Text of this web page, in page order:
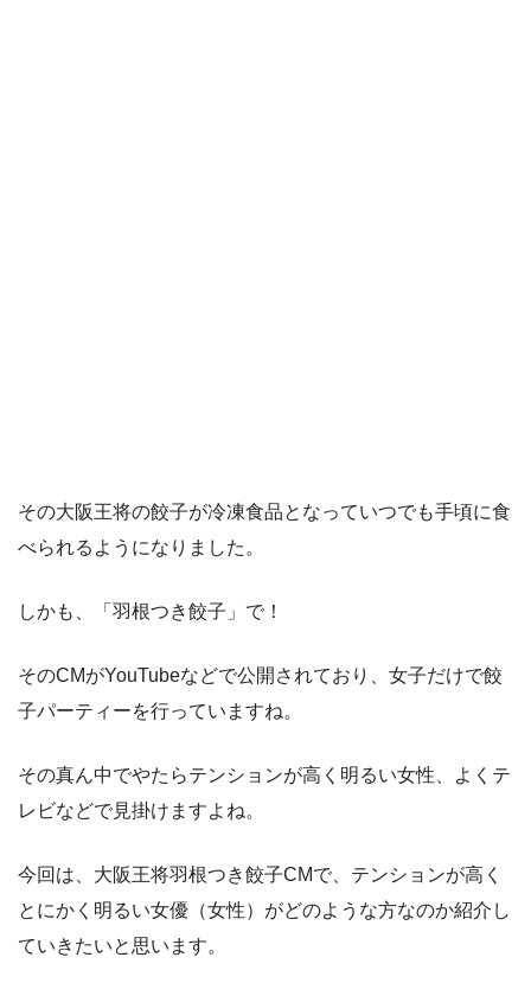
その大阪王将の餃子が冷凍食品となっていつでも手頃に食
べられるようになりました。
しかも、「羽根つき餃子」で！
そのCMがYouTubeなどで公開されており、女子だけで餃
子パーティーを行っていますね。
その真ん中でやたらテンションが高く明るい女性、よくテ
レビなどで見掛けますよね。
今回は、大阪王将羽根つき餃子CMで、テンションが高く
とにかく明るい女優（女性）がどのような方なのか紹介し
ていきたいと思います。